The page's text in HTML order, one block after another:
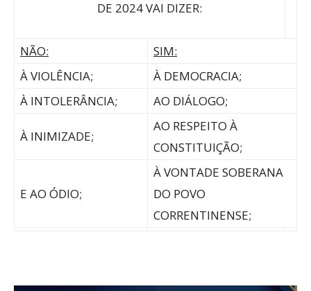
DE 2024 VAI DIZER:
NÃO:
SIM:
À VIOLÊNCIA;
À DEMOCRACIA;
À INTOLERÂNCIA;
AO DIÁLOGO;
À INIMIZADE;
AO RESPEITO À
CONSTITUIÇÃO;
E AO ÓDIO;
À VONTADE SOBERANA
DO POVO
CORRENTINENSE;